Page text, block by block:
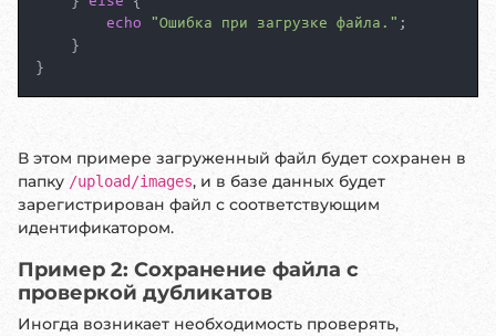
echo
"Ошибка при загрузке файла." ;
    }
}
В этом примере загруженный файл будет сохранен в
папку /upload/images, и в базе данных будет
зарегистрирован файл с соответствующим
идентификатором.
Пример 2: Сохранение файла с
проверкой дубликатов
Иногда возникает необходимость проверять,